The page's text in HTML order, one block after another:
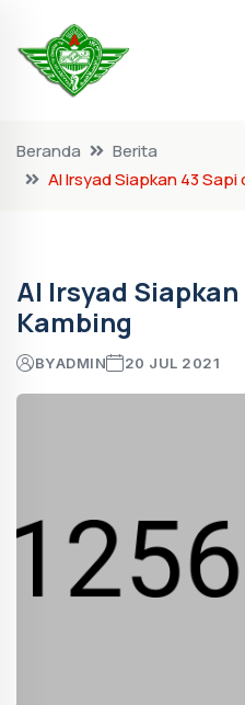
Beranda
Berita
Al Irsyad Siapkan 43 Sapi
Al Irsyad
Kambing
BYADMIN 20 JUL 2021